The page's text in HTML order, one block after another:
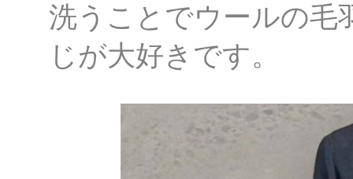
洗うことでウールの毛
じが大好きです。